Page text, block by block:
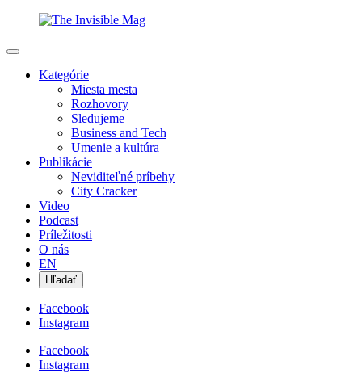
Kategórie
Miesta mesta
Rozhovory
Sledujeme
Business and Tech
Umenie a kultúra
Publikácie
Neviditeľné príbehy
City Cracker
Video
Podcast
Príležitosti
O nás
EN
Hľadať
Facebook
Instagram
Facebook
Instagram